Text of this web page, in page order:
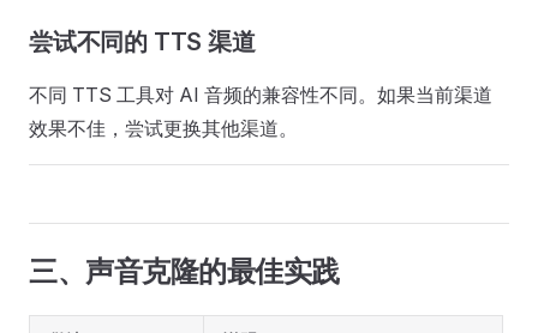
尝试不同的 TTS 渠道
不同 TTS 工具对 AI 音频的兼容性不同。如果当前渠道
效果不佳，尝试更换其他渠道。
三、声音克隆的最佳实践